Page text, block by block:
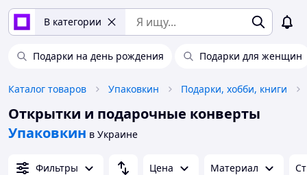
В категории
Подарки на день рождения Подарки для женщин
Каталог товаров Упаковкин Подарки, хобби, книги
Открытки и подарочные конверты
Упаковкин в Украине
Фильтры Цена Материал